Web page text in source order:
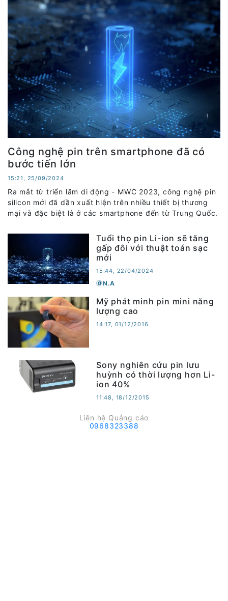
Công nghệ pin trên smartphone đã có
bước tiến lớn
15:21, 25/09/2024
Ra mắt từ triển lãm di động - MWC 2023, công nghệ pin
silicon mới đã dần xuất hiện trên nhiều thiết bị thương
mại và đặc biệt là ở các smartphone đến từ Trung Quốc.
Tuổi thọ pin Li-ion sẽ tăng
gấp đôi với thuật toán sạc
mới
15:44, 22/04/2024
N.A
Mỹ phát minh pin mini năng
lượng cao
14:17, 01/12/2016
Sony nghiên cứu pin lưu
huỳnh có thời lượng hơn Li-
ion 40%
11:48, 18/12/2015
Liên hệ Quảng cáo
0968323388